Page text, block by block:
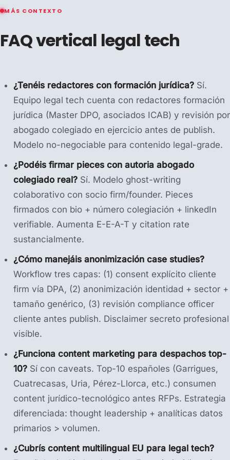
MÁS CONTEXTO
FAQ vertical legal tech
¿Tenéis redactores con formación jurídica? Sí.
Equipo legal tech cuenta con redactores formación
jurídica (Master DPO, asociados ICAB) y revisión por
abogado colegiado en ejercicio antes de publish.
Modelo no-negociable para contenido legal-grade.
¿Podéis firmar pieces con autoria abogado
colegiado real? Sí. Modelo ghost-writing
colaborativo con socio firm/founder. Pieces
firmados con bio + número colegiación + linkedIn
verifiable. Aumenta E-E-A-T y citation rate
sustancialmente.
¿Cómo manejáis anonimización case studies?
Workflow tres capas: (1) consent explícito cliente
firm vía DPA, (2) anonimización identidad + sector +
tamaño genérico, (3) revisión compliance officer
cliente antes publish. Disclaimer secreto profesional
visíble.
¿Funciona content marketing para despachos top-
10? Sí con caveats. Top-10 españoles (Garrigues,
Cuatrecasas, Uria, Pérez-Llorca, etc.) consumen
content jurídico-tecnológico antes RFPs. Estrategia
diferenciada: thought leadership + analíticas datos
primarios > volumen.
¿Cubrís content multilingual EU para legal tech?